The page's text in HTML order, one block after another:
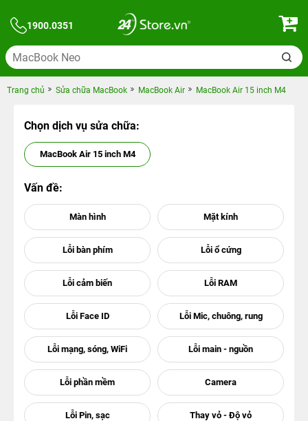
1900.0351
Trang chủ Sửa chữa MacBook MacBook Air MacBook Air 15 inch M4
Chọn dịch vụ sửa chữa:
MacBook Air 15 inch M4
Vấn đề: